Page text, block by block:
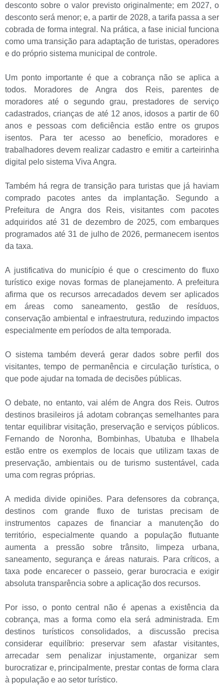
desconto sobre o valor previsto originalmente; em 2027, o
desconto será menor; e, a partir de 2028, a tarifa passa a ser
cobrada de forma integral. Na prática, a fase inicial funciona
como uma transição para adaptação de turistas, operadores
e do próprio sistema municipal de controle.
Um ponto importante é que a cobrança não se aplica a
todos. Moradores de Angra dos Reis, parentes de
moradores até o segundo grau, prestadores de serviço
cadastrados, crianças de até 12 anos, idosos a partir de 60
anos e pessoas com deficiência estão entre os grupos
isentos. Para ter acesso ao benefício, moradores e
trabalhadores devem realizar cadastro e emitir a carteirinha
digital pelo sistema Viva Angra.
Também há regra de transição para turistas que já haviam
comprado pacotes antes da implantação. Segundo a
Prefeitura de Angra dos Reis, visitantes com pacotes
adquiridos até 31 de dezembro de 2025, com embarques
programados até 31 de julho de 2026, permanecem isentos
da taxa.
A justificativa do município é que o crescimento do fluxo
turístico exige novas formas de planejamento. A prefeitura
afirma que os recursos arrecadados devem ser aplicados
em áreas como saneamento, gestão de resíduos,
conservação ambiental e infraestrutura, reduzindo impactos
especialmente em períodos de alta temporada.
O sistema também deverá gerar dados sobre perfil dos
visitantes, tempo de permanência e circulação turística, o
que pode ajudar na tomada de decisões públicas.
O debate, no entanto, vai além de Angra dos Reis. Outros
destinos brasileiros já adotam cobranças semelhantes para
tentar equilibrar visitação, preservação e serviços públicos.
Fernando de Noronha, Bombinhas, Ubatuba e Ilhabela
estão entre os exemplos de locais que utilizam taxas de
preservação, ambientais ou de turismo sustentável, cada
uma com regras próprias.
A medida divide opiniões. Para defensores da cobrança,
destinos com grande fluxo de turistas precisam de
instrumentos capazes de financiar a manutenção do
território, especialmente quando a população flutuante
aumenta a pressão sobre trânsito, limpeza urbana,
saneamento, segurança e áreas naturais. Para críticos, a
taxa pode encarecer o passeio, gerar burocracia e exigir
absoluta transparência sobre a aplicação dos recursos.
Por isso, o ponto central não é apenas a existência da
cobrança, mas a forma como ela será administrada. Em
destinos turísticos consolidados, a discussão precisa
considerar equilíbrio: preservar sem afastar visitantes,
arrecadar sem penalizar injustamente, organizar sem
burocratizar e, principalmente, prestar contas de forma clara
à população e ao setor turístico.